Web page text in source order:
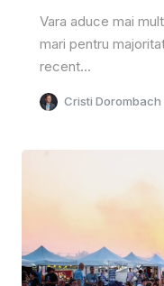
Vara aduce mai
mari pentru
recent...
Cristi Dorombach